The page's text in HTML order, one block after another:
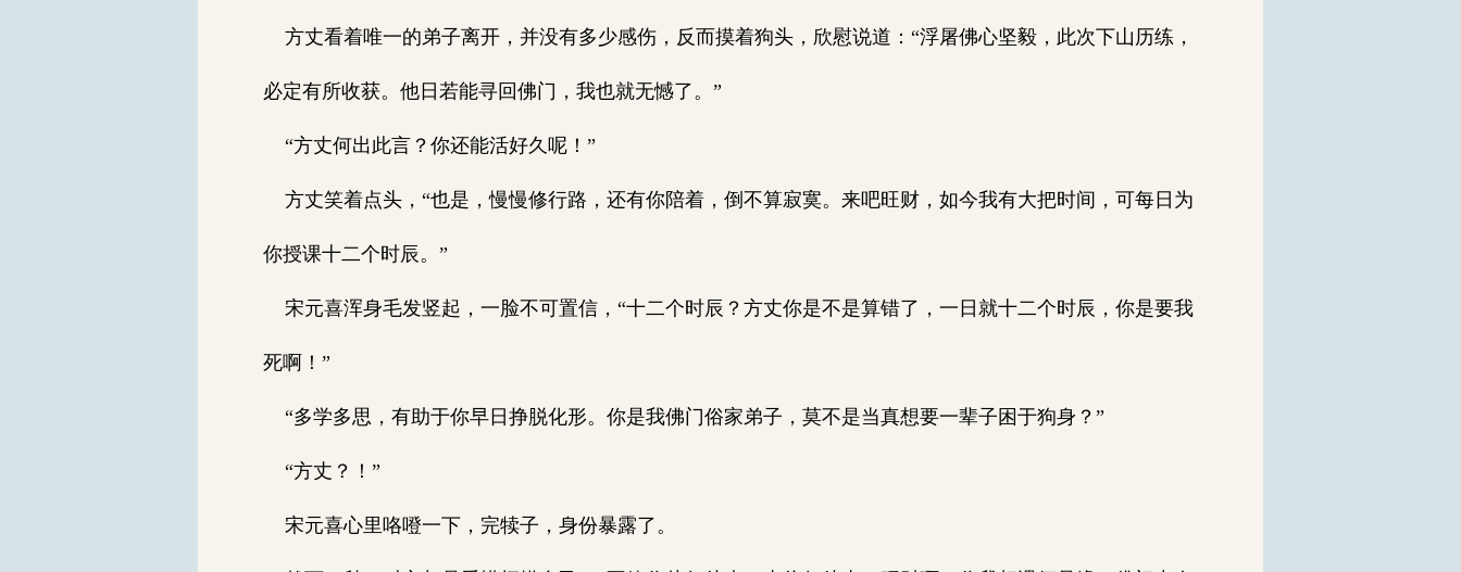
方丈看着唯一的弟子离开，并没有多少感伤，反而摸着狗头，欣慰说道：“浮屠佛心坚毅，此次下山历练，
必定有所收获。他日若能寻回佛门，我也就无憾了。”
“方丈何出此言？你还能活好久呢！”
方丈笑着点头，“也是，慢慢修行路，还有你陪着，倒不算寂寞。来吧旺财，如今我有大把时间，可每日为
你授课十二个时辰。”
宋元喜浑身毛发竖起，一脸不可置信，“十二个时辰？方丈你是不是算错了，一日就十二个时辰，你是要我
死啊！”
“多学多思，有助于你早日挣脱化形。你是我佛门俗家弟子，莫不是当真想要一辈子困于狗身？”
“方丈？！”
宋元喜心里咯噔一下，完犊子，身份暴露了。